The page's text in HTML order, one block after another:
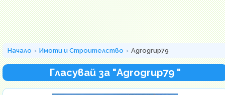
Начало Имоти и Строителство Agrogrup79
Гласувай за "Agrogrup79 "